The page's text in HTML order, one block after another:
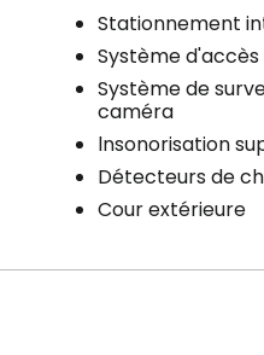
Stationnement
Système
Système de
caméra
lnsonorisation
Détecteurs de
Cour extérieure